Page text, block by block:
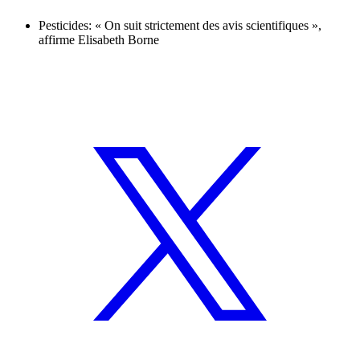
Pesticides: « On suit strictement des avis scientifiques »,
affirme Elisabeth Borne